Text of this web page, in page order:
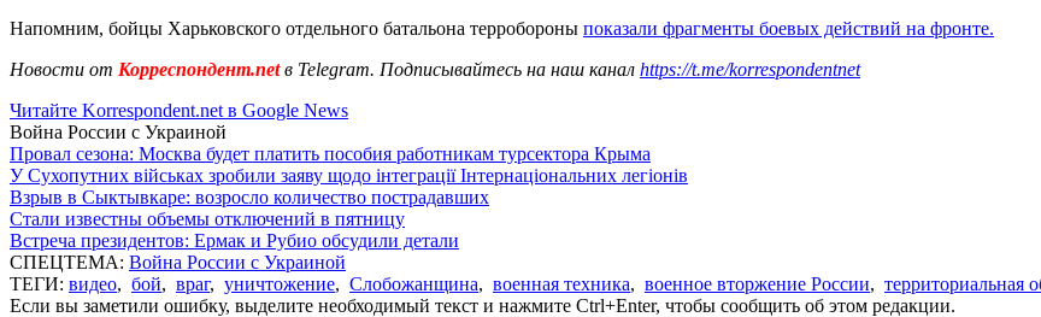
Напомним, бойцы Харьковского отдельного батальона терробороны показали фрагменты боевых действий на фронте.
Новости от Корреспондент.netв Telegram. Подписывайтесь на наш канал https://t.me/korrespondentnet
Читайте Korrespondent.net в Google News
Война России с Украиной
Провал сезона: Москва будет платить пособия работникам турсектора Крыма
У Сухопутних військах зробили заяву щодо інтеграції Інтернаціональних легіонів
Взрыв в Сыктывкаре: возросло количество пострадавших
Стали известны объемы отключений в пятницу
Встреча президентов: Ермак и Рубио обсудили детали
СПЕЦТЕМА: Война России с Украиной
ТЕГИ: видео, бой, враг, уничтожение, Слобожанщина, военная техника, военное вторжение России, территориальная
Если вы заметили ошибку, выделите необходимый текст и нажмите Ctrl+Enter, чтобы сообщить об этом редакции.